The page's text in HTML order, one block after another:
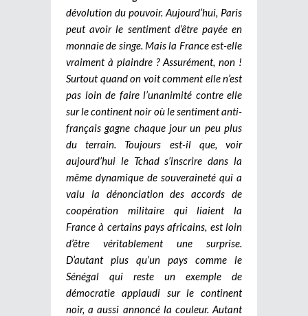
dévolution du pouvoir. Aujourd’hui, Paris
peut avoir le sentiment d’être payée en
monnaie de singe. Mais la France est-elle
vraiment à plaindre ? Assurément, non !
Surtout quand on voit comment elle n’est
pas loin de faire l’unanimité contre elle
sur le continent noir où le sentiment anti-
français gagne chaque jour un peu plus
du terrain. Toujours est-il que, voir
aujourd’hui le Tchad s’inscrire dans la
même dynamique de souveraineté qui a
valu la dénonciation des accords de
coopération militaire qui liaient la
France à certains pays africains, est loin
d’être véritablement une surprise.
D’autant plus qu’un pays comme le
Sénégal qui reste un exemple de
démocratie applaudi sur le continent
noir, a aussi annoncé la couleur. Autant